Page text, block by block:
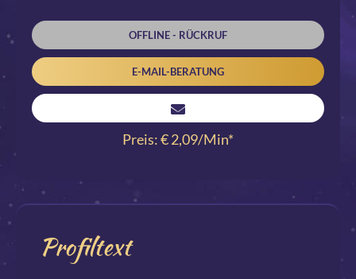
OFFLINE - RÜCKRUF
E-MAIL-BERATUNG
Preis: € 2,09/Min*
Profiltext